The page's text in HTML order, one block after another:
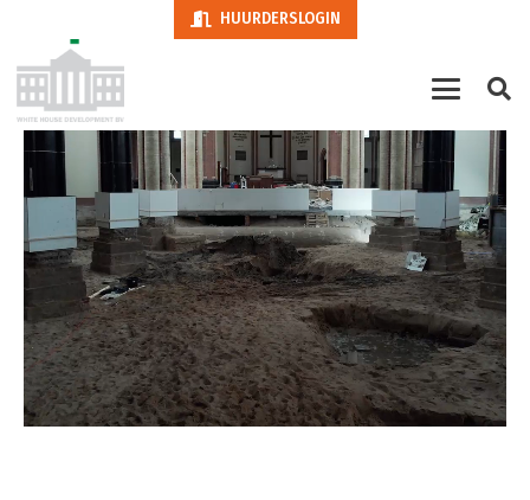
HUURDERSLOGIN